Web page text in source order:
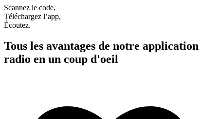
Scannez le code,
Téléchargez l’app,
Écoutez.
Tous les avantages de notre application
radio en un coup d'oeil